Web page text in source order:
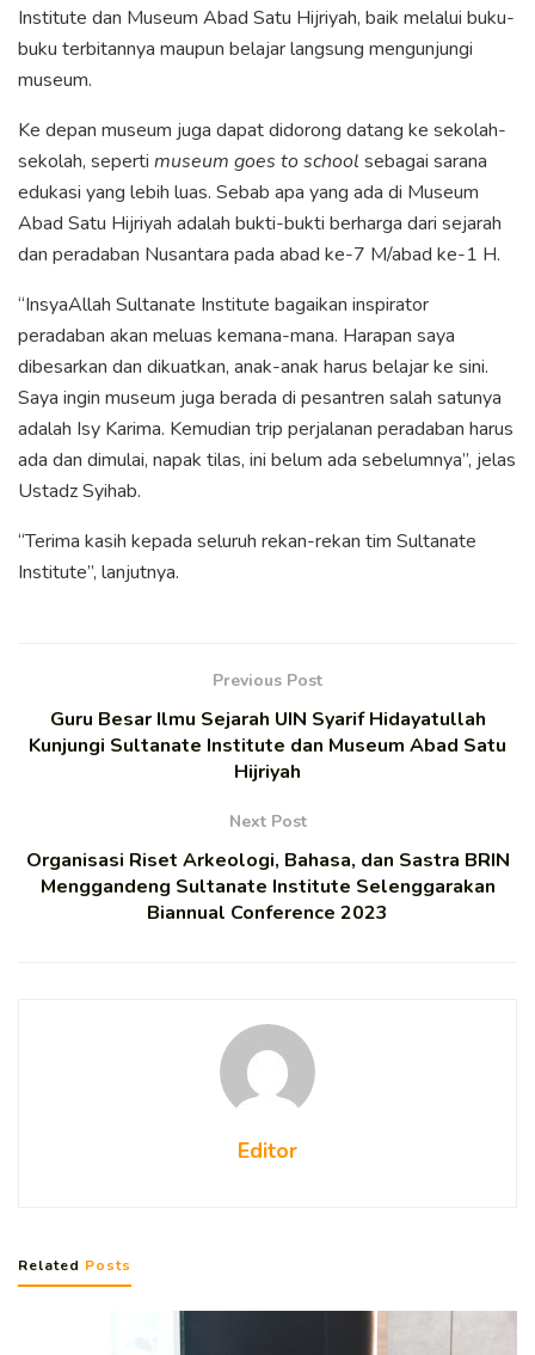
Institute dan Museum Abad Satu Hijriyah, baik melalui buku-
buku terbitannya maupun belajar langsung mengunjungi
museum.
Ke depan museum juga dapat didorong datang ke sekolah-
sekolah, seperti museum goes to school sebagai sarana
edukasi yang lebih luas. Sebab apa yang ada di Museum
Abad Satu Hijriyah adalah bukti-bukti berharga dari sejarah
dan peradaban Nusantara pada abad ke-7 M/abad ke-1 H.
“InsyaAllah Sultanate Institute bagaikan inspirator
peradaban akan meluas kemana-mana. Harapan saya
dibesarkan dan dikuatkan, anak-anak harus belajar ke sini.
Saya ingin museum juga berada di pesantren salah satunya
adalah Isy Karima. Kemudian trip perjalanan peradaban harus
ada dan dimulai, napak tilas, ini belum ada sebelumnya”, jelas
Ustadz Syihab.
“Terima kasih kepada seluruh rekan-rekan tim Sultanate
Institute”, lanjutnya.
Previous Post
Guru Besar Ilmu Sejarah UIN Syarif Hidayatullah
Kunjungi Sultanate Institute dan Museum Abad Satu
Hijriyah
Next Post
Organisasi Riset Arkeologi, Bahasa, dan Sastra BRIN
Menggandeng Sultanate Institute Selenggarakan
Biannual Conference 2023
Editor
Related Posts